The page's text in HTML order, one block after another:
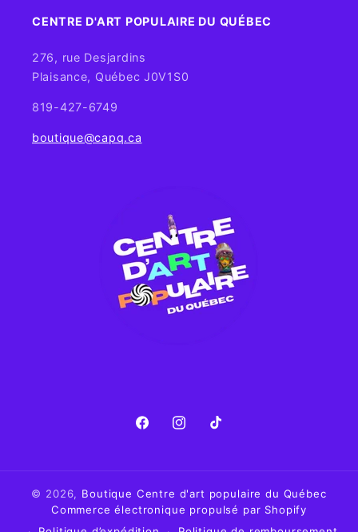
CENTRE D'ART POPULAIRE DU QUÉBEC
276, rue Desjardins
Plaisance, Québec J0V1S0
819-427-6749
boutique@capq.ca
FacebookInstagram
TikTok
© 2026, Boutique Centre d'art populaire du Québec
Commerce électronique propulsé par Shopify